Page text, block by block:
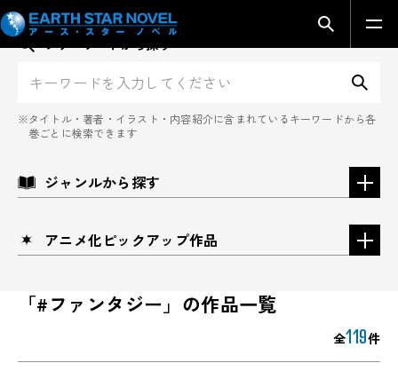
検索モー
フリーワードから探す
タイトル・著者・イラスト・内容紹介に含まれているキーワードから各
巻ごとに検索できます
ジャンルから探す
アニメ化ピックアップ作品
「#ファンタジー」の作品一覧
全119件